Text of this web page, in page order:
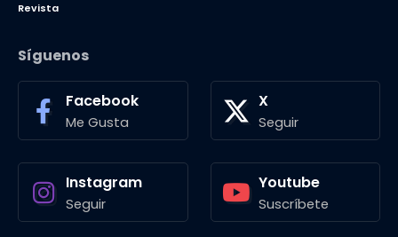
Revista
Síguenos
Facebook
Me Gusta
X
Seguir
Instagram
Seguir
Youtube
Suscríbete